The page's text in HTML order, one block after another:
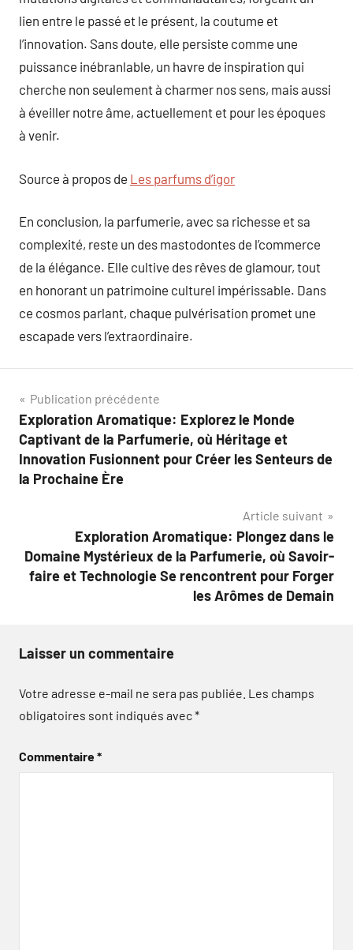
lien entre le passé et le présent, la coutume et
l’innovation. Sans doute, elle persiste comme une
puissance inébranlable, un havre de inspiration qui
cherche non seulement à charmer nos sens, mais aussi
à éveiller notre âme, actuellement et pour les époques
à venir.
Source à propos de Les parfums d’igor
En conclusion, la parfumerie, avec sa richesse et sa
complexité, reste un des mastodontes de l’commerce
de la élégance. Elle cultive des rêves de glamour, tout
en honorant un patrimoine culturel impérissable. Dans
ce cosmos parlant, chaque pulvérisation promet une
escapade vers l’extraordinaire.
Navigation
de
l’article
Publication précédente
Exploration Aromatique: Explorez le Monde
Captivant de la Parfumerie, où Héritage et
Innovation Fusionnent pour Créer les Senteurs de
la Prochaine Ère
Article suivant
Exploration Aromatique: Plongez dans le
Domaine Mystérieux de la Parfumerie, où Savoir-
faire et Technologie Se rencontrent pour Forger
les Arômes de Demain
Laisser un commentaire
Votre adresse e-mail ne sera pas publiée. Les champs
obligatoires sont indiqués avec*
Commentaire*